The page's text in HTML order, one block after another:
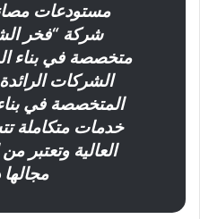
مستودعات
شركة “فخر
متخصصة في بناء
الشركات
المتخصصة في
خدمات متكاملة
العالية وتعتبر